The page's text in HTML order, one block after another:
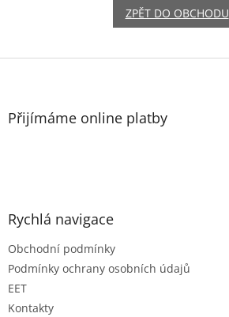
ZPĚT DO OBCHODU
Z
Přijímáme online platby
Rychlá navigace
Obchodní podmínky
Podmínky ochrany osobních údajů
EET
Kontakty